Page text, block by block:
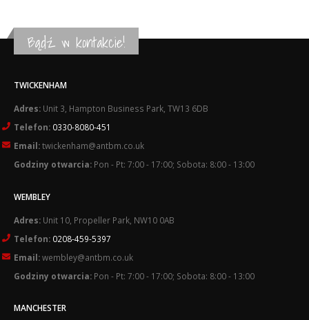
Bądź w kontakcie!
TWICKENHAM
Adres: Unit 3, Hampton Business Park, TW13 6DB
Telefon: 0330-8080-451
Email:twickenham@antbm.co.uk
Godziny otwarcia: Pon - Pt: 7:00 - 17:00; Sobota: 8:00 - 13:00
WEMBLEY
Adres: Unit 10, Propeller Park, NW10 0AB
Telefon: 0208-459-5397
Email:wembley@antbm.co.uk
Godziny otwarcia: Pon - Pt: 7:00 - 17:00; Sobota: 8:00 - 13:00
MANCHESTER